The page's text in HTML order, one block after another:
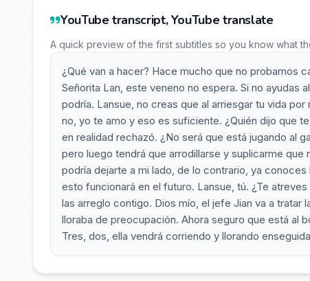
YouTube transcript, YouTube translate
A quick preview of the first subtitles so you know what
¿Qué van a hacer? Hace mucho que no probamos
Señorita Lan, este veneno no espera. Si no ayudas
podría. Lansue, no creas que al arriesgar tu vida
no, yo te amo y eso es suficiente. ¿Quién dijo que
en realidad rechazó. ¿No será que está jugando al
pero luego tendrá que arrodillarse y suplicarme que
podría dejarte a mi lado, de lo contrario, ya
esto funcionará en el futuro. Lansue, tú. ¿Te
las arreglo contigo. Dios mío, el jefe Jian va a tratar
lloraba de preocupación. Ahora seguro que está al
Tres, dos, ella vendrá corriendo y llorando